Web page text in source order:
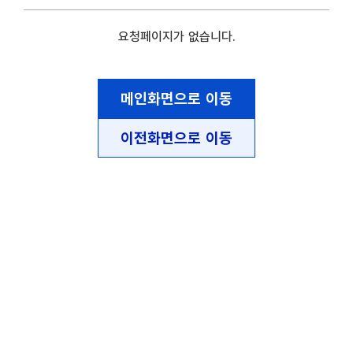
요청페이지가 없습니다.
메인화면으로 이동
이전화면으로 이동